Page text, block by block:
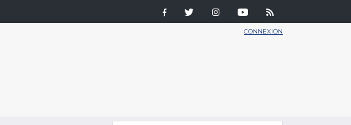
CONNEXION